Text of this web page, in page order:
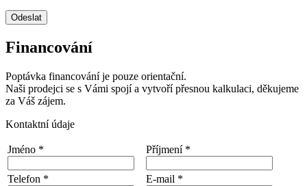
Odeslat
Financování
Poptávka financování je pouze orientační.
Naši prodejci se s Vámi spojí a vytvoří přesnou kalkulaci, děkujeme
za Váš zájem.
Kontaktní údaje
Jméno * Příjmení *
Telefon * E-mail *